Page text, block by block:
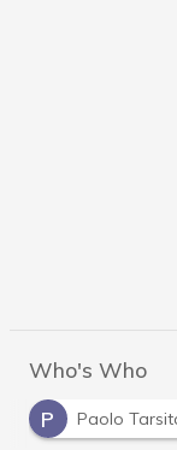
Who's Who
P
Paolo